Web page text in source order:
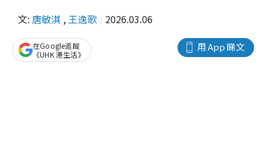
《UHK 港生活》